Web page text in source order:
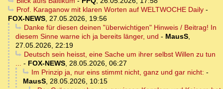
Prof. Karaganow mit klaren Worten auf WELTWOCHE Daily-
FOX-NEWS 27.05.2026, 19:56
Danke für diesen deinen "überwichtigen" Hinweis / Beitrag! In
diesem Sinne warne ich ja bereits länger, und - MausS
27.05.2026, 22:19
Deutsch sein heisst, eine Sache um ihrer selbst Willen zu tun
- FOX-NEWS 28.05.2026, 06:27
Im Prinzip ja, nur eins stimmt nicht, ganz und gar nicht: -
MausS 28.05.2026, 10:15